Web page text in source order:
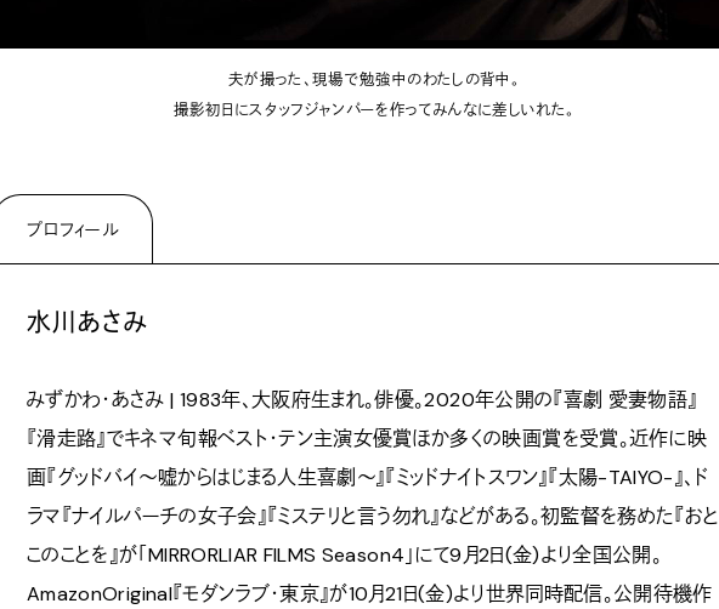
夫が撮った、現場で勉強中のわたしの背中。
撮影初日にスタッフジャンパーを作ってみんなに差しいれた。
プロフィール
水川あさみ
みずかわ・あさみ | 1983年、大阪府生まれ。俳優。2020年公開の『喜劇 愛妻物語』
『滑走路』でキネマ旬報ベスト・テン主演女優賞ほか多くの映画賞を受賞。近作に映
画『グッドバイ～嘘からはじまる人生喜劇～』『ミッドナイトスワン』『太陽-TAIYO-』、ド
ラマ『ナイルパーチの女子会』『ミステリと言う勿れ』などがある。初監督を務めた『おと
このことを』が「MIRRORLIAR FILMS Season4」にて9月2日(金)より全国公開。
AmazonOriginal『モダンラブ・東京』が10月21日(金)より世界同時配信。公開待機作